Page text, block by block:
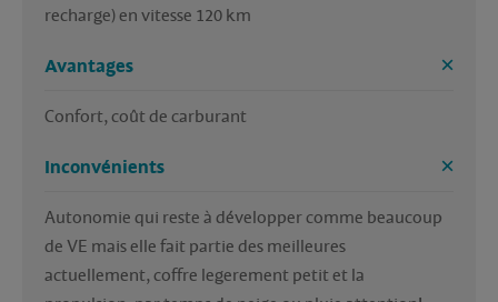
recharge) en vitesse 120 km
Avantages
Confort, coût de carburant
Inconvénients
Autonomie qui reste à développer comme beaucoup
de VE mais elle fait partie des meilleures
actuellement, coffre legerement petit et la